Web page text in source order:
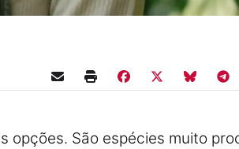
opções. São espécies muito